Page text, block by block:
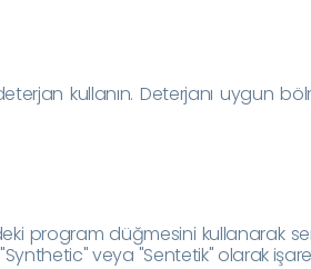
kullanın. Deterjanı uygun
program düğmesini kullanarak
veya "Sentetik" olarak